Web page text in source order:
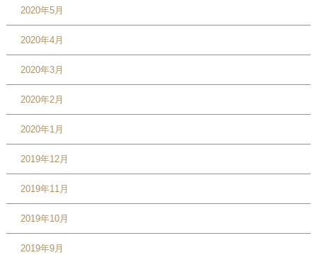
2020年5月
2020年4月
2020年3月
2020年2月
2020年1月
2019年12月
2019年11月
2019年10月
2019年9月